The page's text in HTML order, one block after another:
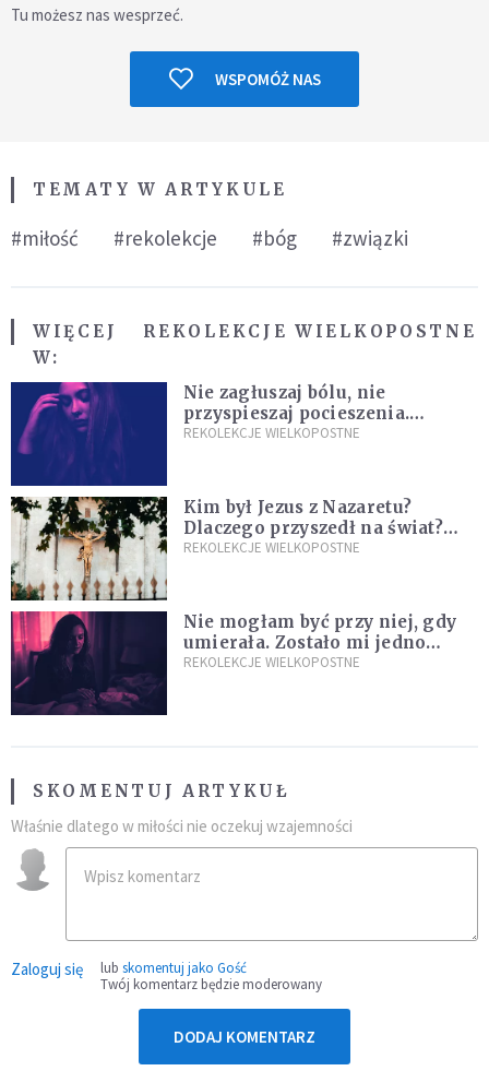
Tu możesz nas wesprzeć.
WSPOMÓŻ NAS
TEMATY W ARTYKULE
#miłość #rekolekcje #bóg #związki
WIĘCEJ
W:
REKOLEKCJE WIELKOPOSTNE
Nie zagłuszaj bólu, nie
przyspieszaj pocieszenia.
Przyjmij ciszę zamiast rzucać się
REKOLEKCJE WIELKOPOSTNE
Kim był Jezus z Nazaretu?
Dlaczego przyszedł na świat?
I dlaczego umarł?
REKOLEKCJE WIELKOPOSTNE
Nie mogłam być przy niej, gdy
umierała. Zostało mi jedno
wspomnienie [Siedem Boleści]
REKOLEKCJE WIELKOPOSTNE
SKOMENTUJ ARTYKUŁ
Właśnie dlatego w miłości nie oczekuj wzajemności
Zaloguj się lub skomentuj jako Gość
Twój komentarz będzie moderowany
DODAJ KOMENTARZ